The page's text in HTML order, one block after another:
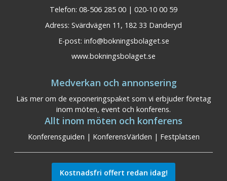
Telefon: 08-506 285 00 | 020-10 00 59
Adress: Svärdvägen 11, 182 33 Danderyd
E-post: info@bokningsbolaget.se
www.bokningsbolaget.se
Medverkan och annonsering
Läs mer om de exponeringspaket som vi erbjuder företag
inom möten, event och konferens.
Allt inom möten och konferens
Konferensguiden | KonferensVärlden | Festplatsen
Kostnadsfri offert redan idag!